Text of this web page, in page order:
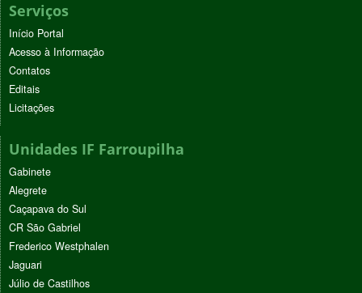
Serviços
Início Portal
Acesso à Informação
Contatos
Editais
Licitações
Unidades IF Farroupilha
Gabinete
Alegrete
Caçapava do Sul
CR São Gabriel
Frederico Westphalen
Jaguari
Júlio de Castilhos